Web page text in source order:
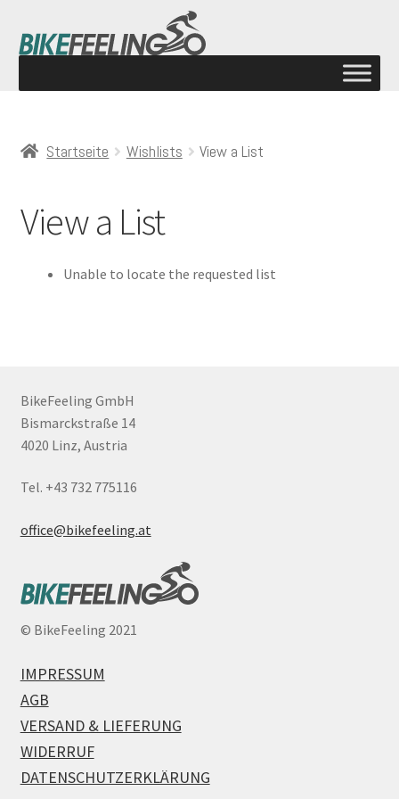
Startseite Wishlists View a List
View a List
Unable to locate the requested list
BikeFeeling GmbH
Bismarckstraße 14
4020 Linz, Austria
Tel. +43 732 775116
office@bikefeeling.at
© BikeFeeling 2021
IMPRESSUM
AGB
VERSAND & LIEFERUNG
WIDERRUF
DATENSCHUTZERKLÄRUNG